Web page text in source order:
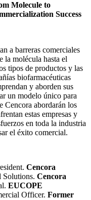
Molecule to
Success
a barreras comerciales
la molécula hasta el
tipos de productos y las
biofarmacéuticas
y aborden sus
un modelo único para
Cencora abordarán los
estas empresas y
en toda la industria
el éxito comercial.
Cencora
Solutions. Cencora
EUCOPE
Officer. Former